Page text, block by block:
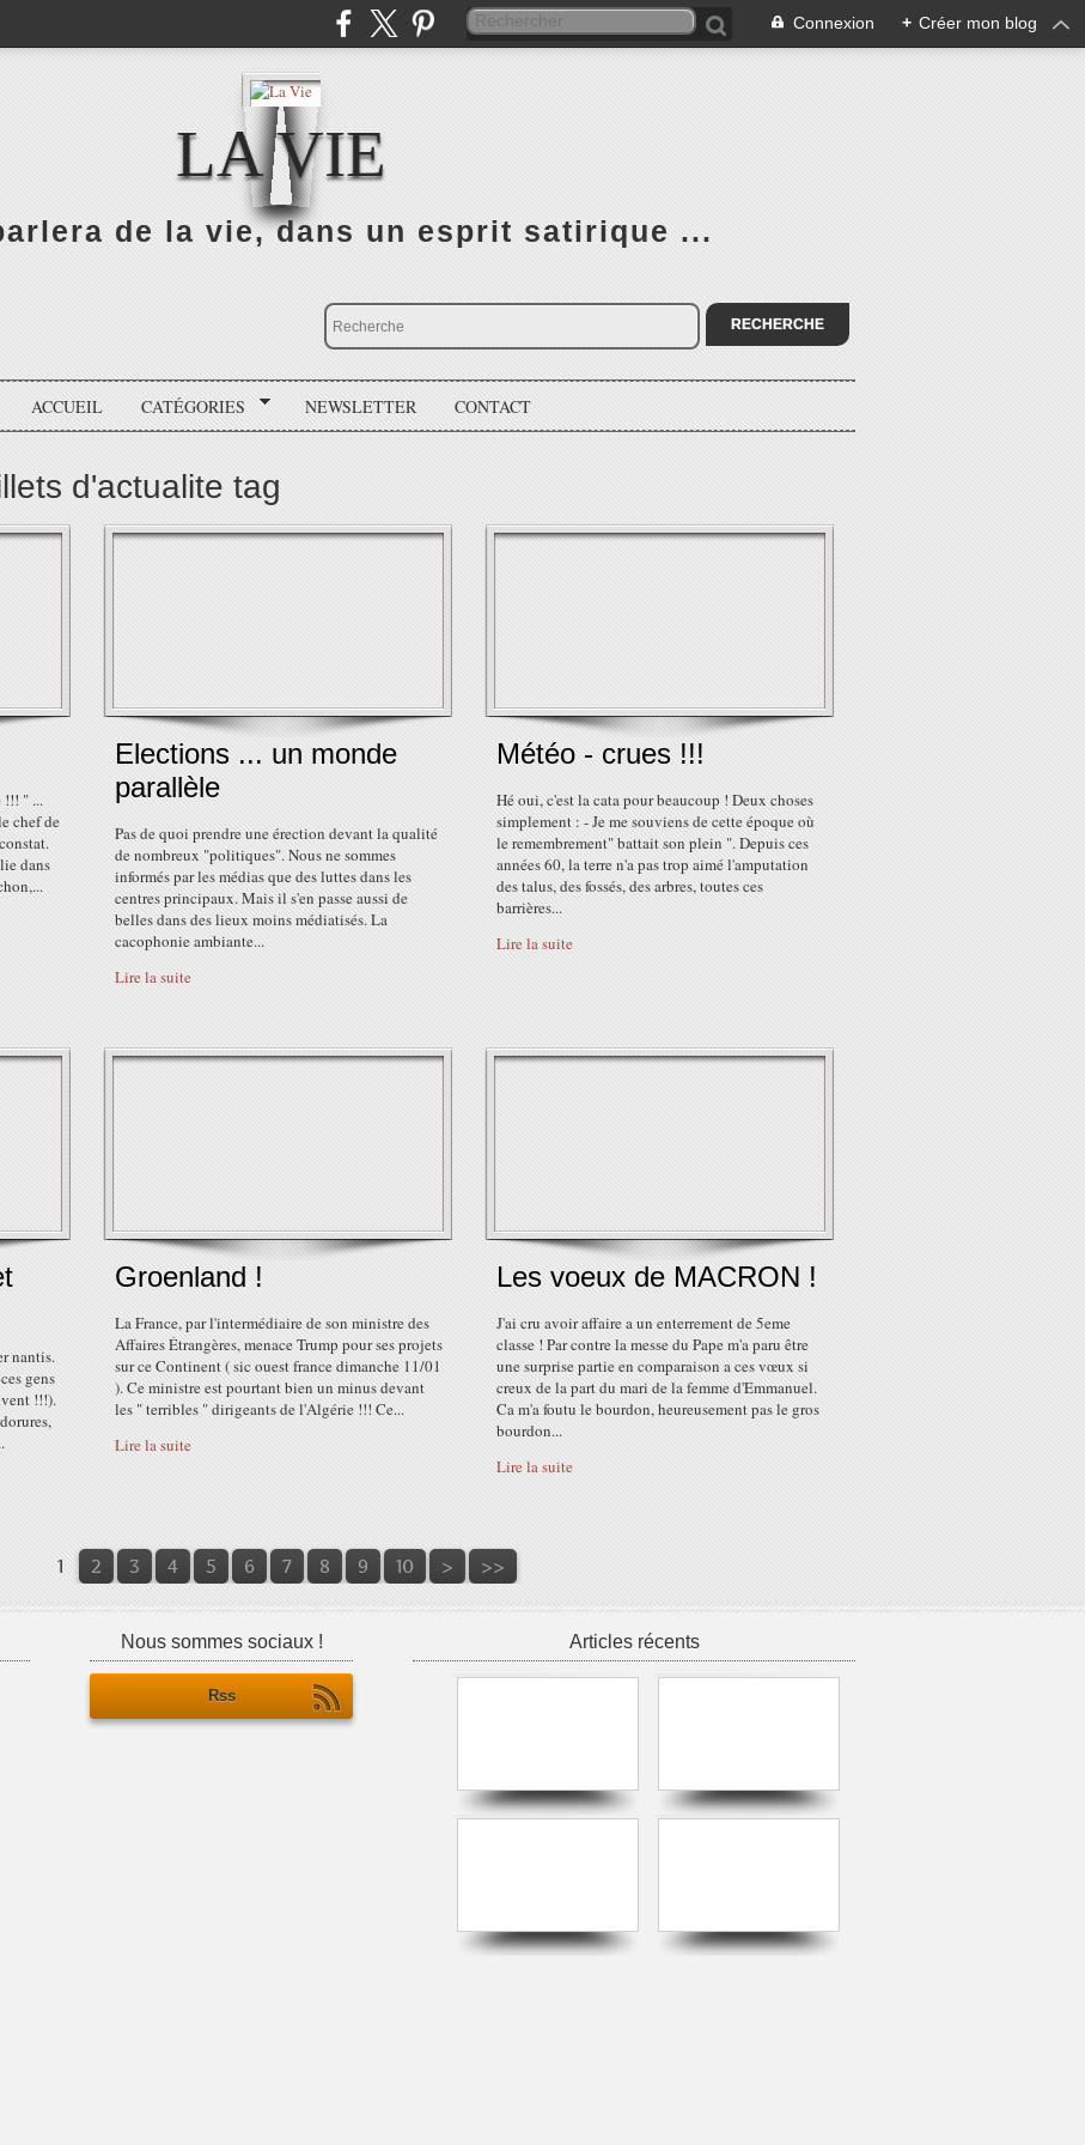
Connexion + Créer mon blog
LA VIE
de la vie, dans un esprit satirique ...
ACCUEIL CATÉGORIES NEWSLETTER CONTACT
d'actualite tag
!!! " ...
chef de
dans
Elections ... un monde
parallèle
Pas de quoi prendre une érection devant la qualité
de nombreux "politiques". Nous ne sommes
informés par les médias que des luttes dans les
centres principaux. Mais il s'en passe aussi de
belles dans des lieux moins médiatisés. La
cacophonie ambiante...
Lire la suite
Météo - crues !!!
Hé oui, c'est la cata pour beaucoup ! Deux choses
simplement : - Je me souviens de cette époque où
le remembrement" battait son plein ". Depuis ces
années 60, la terre n'a pas trop aimé l'amputation
des talus, des fossés, des arbres, toutes ces
barrières...
Lire la suite
nantis.
gens
!!!).
Groenland !
La France, par l'intermédiaire de son ministre des
Affaires Étrangères, menace Trump pour ses projets
sur ce Continent ( sic ouest france dimanche 11/01
). Ce ministre est pourtant bien un minus devant
les " terribles " dirigeants de l'Algérie !!! Ce...
Lire la suite
Les voeux de MACRON !
J'ai cru avoir affaire a un enterrement de 5eme
classe ! Par contre la messe du Pape m'a paru être
une surprise partie en comparaison a ces vœux si
creux de la part du mari de la femme d'Emmanuel.
Ca m'a foutu le bourdon, heureusement pas le gros
bourdon...
Lire la suite
1 2 3 4 5 6 7 8 9 10 20
> >>
Nous sommes sociaux !
Rss
Articles récents